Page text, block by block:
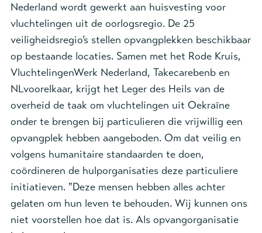
Nederland wordt gewerkt aan huisvesting voor
vluchtelingen uit de oorlogsregio. De 25
veiligheidsregio’s stellen opvangplekken beschikbaar
op bestaande locaties. Samen met het Rode Kruis,
VluchtelingenWerk Nederland, Takecarebenb en
NLvoorelkaar, krijgt het Leger des Heils van de
overheid de taak om vluchtelingen uit Oekraïne
onder te brengen bij particulieren die vrijwillig een
opvangplek hebben aangeboden. Om dat veilig en
volgens humanitaire standaarden te doen,
coördineren de hulporganisaties deze particuliere
initiatieven. "Deze mensen hebben alles achter
gelaten om hun leven te behouden. Wij kunnen ons
niet voorstellen hoe dat is. Als opvangorganisatie